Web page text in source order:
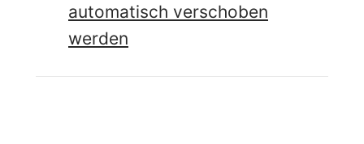
automatisch verschoben
werden